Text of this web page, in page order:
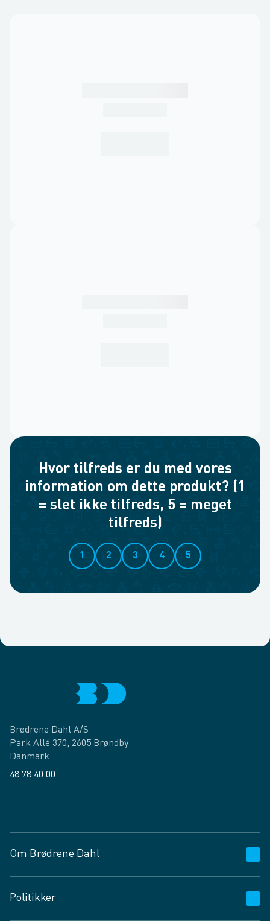
Hvor tilfreds er du med vores
information om dette produkt? (1
= slet ikke tilfreds, 5 = meget
tilfreds)
1 2 3 4 5
Brødrene Dahl A/S
Park Allé 370, 2605 Brøndby
Danmark
48 78 40 00
Om Brødrene Dahl
Vagttelefon 30 10 89 89
Politikker